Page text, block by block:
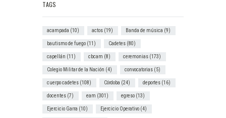
TAGS
acampada (10) actos (19) Banda de música (9)
bautismo de fuego (11) Cadetes (80)
capellán (11) cbcam (8) ceremonias (173)
Colegio Militar de la Nación (4) convocatorias (5)
cuerpo cadetes (108) Córdoba (24) deportes (16)
docentes (7) eam (301) egreso (13)
Ejercicio Garra (10) Ejercicio Operativo (4)